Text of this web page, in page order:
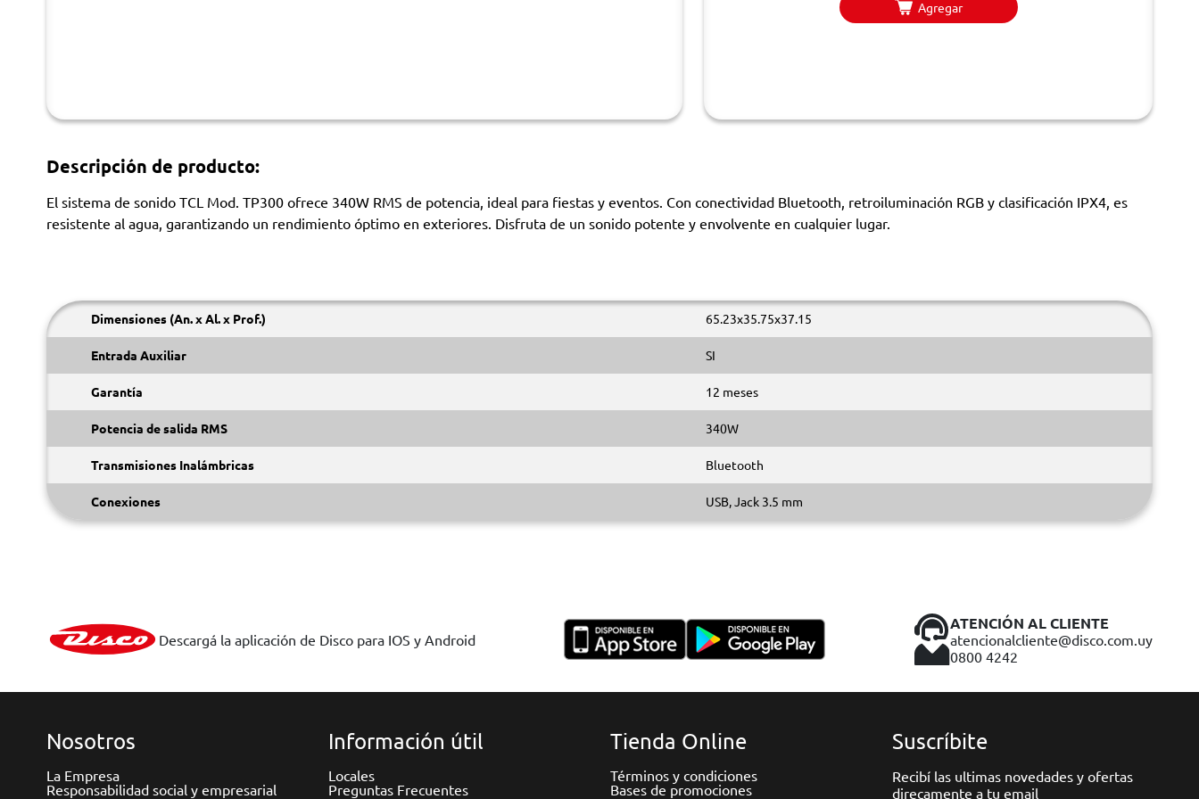
Agregar
Descripción de producto:
El sistema de sonido TCL Mod. TP300 ofrece 340W RMS de potencia, ideal para fiestas y eventos. Con conectividad Bluetooth, retroiluminación RGB y clasificación IPX4, es
resistente al agua, garantizando un rendimiento óptimo en exteriores. Disfruta de un sonido potente y envolvente en cualquier lugar.
Dimensiones (An. x Al. x Prof.) 65.23x35.75x37.15
Entrada Auxiliar SI
Garantía 12 meses
Potencia de salida RMS 340W
Transmisiones Inalámbricas Bluetooth
Conexiones USB, Jack 3.5 mm
Descargá la aplicación de Disco para IOS y Android
ATENCIÓN AL CLIENTE
atencionalcliente@disco.com.uy
0800 4242
Nosotros
La Empresa
Responsabilidad social y empresarial
Información útil
Locales
Preguntas Frecuentes
Tienda Online
Términos y condiciones
Bases de promociones
Suscríbite
Recibí las ultimas novedades y ofertas
direcamente a tu email